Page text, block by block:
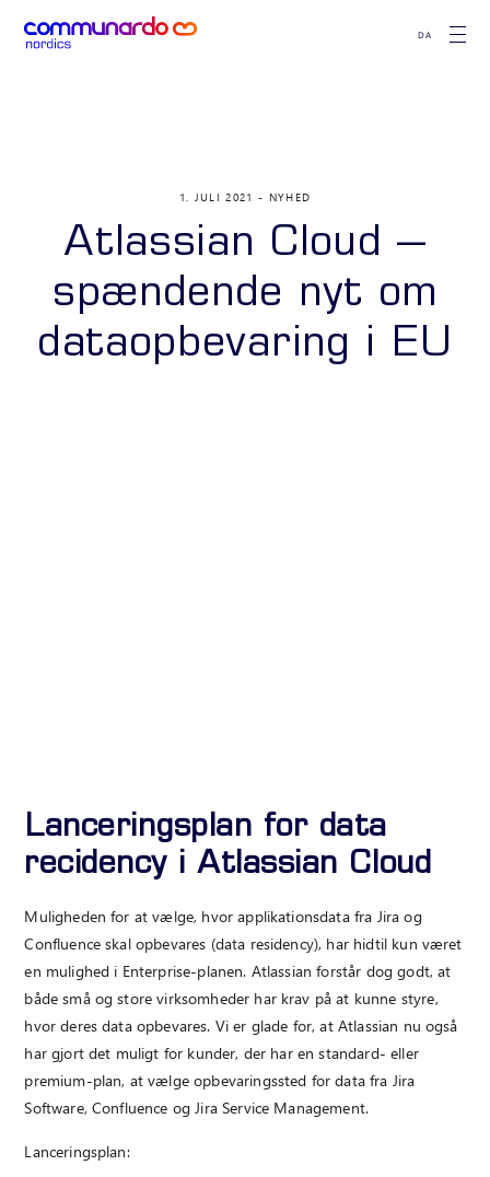
DA
1. JULI 2021 NYHED
Atlassian Cloud –
spændende nyt om
dataopbevaring i EU
Lanceringsplan for data
recidency i Atlassian Cloud
Muligheden for at vælge, hvor applikationsdata fra Jira og
Confluence skal opbevares (data residency), har hidtil kun været
en mulighed i Enterprise-planen. Atlassian forstår dog godt, at
både små og store virksomheder har krav på at kunne styre,
hvor deres data opbevares. Vi er glade for, at Atlassian nu også
har gjort det muligt for kunder, der har en standard- eller
premium-plan, at vælge opbevaringssted for data fra Jira
Software, Confluence og Jira Service Management.
Lanceringsplan: